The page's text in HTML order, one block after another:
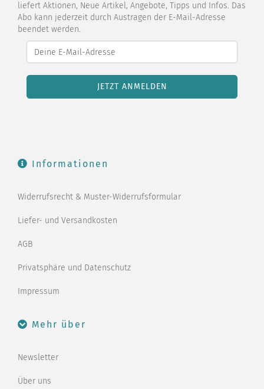
liefert Aktionen, Neue Artikel, Angebote, Tipps und Infos. Das
Abo kann jederzeit durch Austragen der E-Mail-Adresse
beendet werden.
Informationen
Widerrufsrecht & Muster-Widerrufsformular
Liefer- und Versandkosten
AGB
Privatsphäre und Datenschutz
Impressum
Mehr über
Newsletter
Über uns